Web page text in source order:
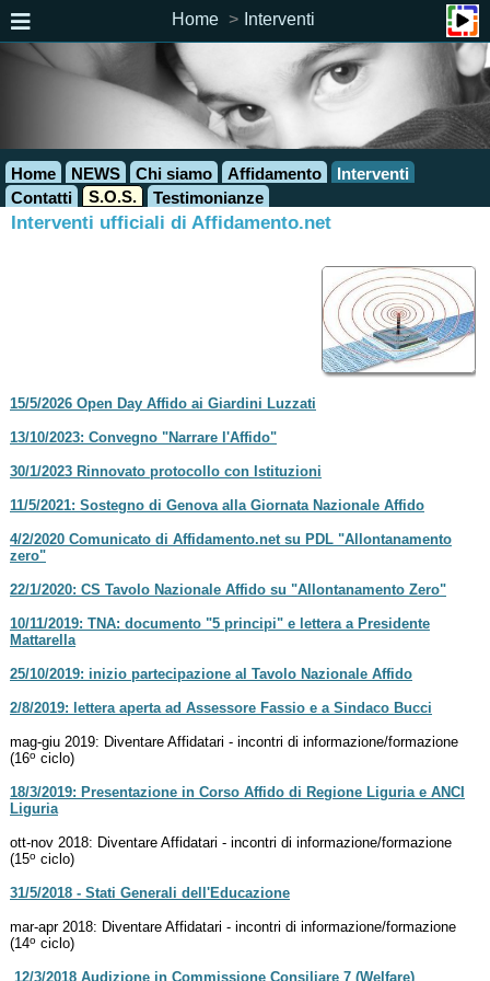
Home Interventi
Home NEWS Chi siamo Affidamento
Interventi
Contatti
S.O.S. Testimonianze
Interventi ufficiali di Affidamento.net
15/5/2026 Open Day Affido ai Giardini Luzzati
13/10/2023: Convegno "Narrare l'Affido"
30/1/2023 Rinnovato protocollo con Istituzioni
11/5/2021: Sostegno di Genova alla Giornata Nazionale Affido
4/2/2020 Comunicato di Affidamento.net su PDL "Allontanamento
zero"
22/1/2020: CS Tavolo Nazionale Affido su "Allontanamento Zero"
10/11/2019: TNA: documento "5 principi" e lettera a Presidente
Mattarella
25/10/2019: inizio partecipazione al Tavolo Nazionale Affido
2/8/2019: lettera aperta ad Assessore Fassio e a Sindaco Bucci
mag-giu 2019: Diventare Affidatari - incontri di informazione/formazione
(16o ciclo)
18/3/2019: Presentazione in Corso Affido di Regione Liguria e ANCI
Liguria
ott-nov 2018: Diventare Affidatari - incontri di informazione/formazione
(15o ciclo)
31/5/2018 - Stati Generali dell'Educazione
mar-apr 2018: Diventare Affidatari - incontri di informazione/formazione
(14o ciclo)
12/3/2018 Audizione in Commissione Consiliare 7 (Welfare)